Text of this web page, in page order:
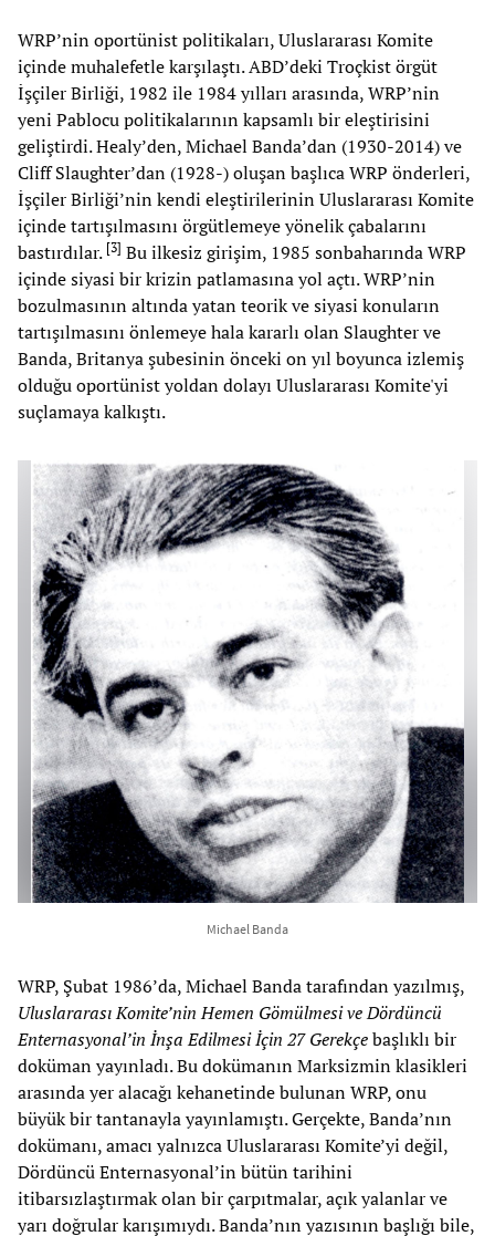
WRP’nin oportünist politikaları, Uluslararası Komite
içinde muhalefetle karşılaştı. ABD’deki Troçkist örgüt
İşçiler Birliği, 1982 ile 1984 yılları arasında, WRP’nin
yeni Pablocu politikalarının kapsamlı bir eleştirisini
geliştirdi. Healy’den, Michael Banda’dan (1930-2014) ve
Cliff Slaughter’dan (1928-) oluşan başlıca WRP önderleri,
İşçiler Birliği’nin kendi eleştirilerinin Uluslararası Komite
içinde tartışılmasını örgütlemeye yönelik çabalarını
bastırdılar. [3] Bu ilkesiz girişim, 1985 sonbaharında WRP
içinde siyasi bir krizin patlamasına yol açtı. WRP’nin
bozulmasının altında yatan teorik ve siyasi konuların
tartışılmasını önlemeye hala kararlı olan Slaughter ve
Banda, Britanya şubesinin önceki on yıl boyunca izlemiş
olduğu oportünist yoldan dolayı Uluslararası Komite'yi
suçlamaya kalkıştı.
Michael Banda
WRP, Şubat 1986’da, Michael Banda tarafından yazılmış,
Uluslararası Komite’nin Hemen Gömülmesi ve Dördüncü
Enternasyonal’in İnşa Edilmesi İçin 27 Gerekçebaşlıklı bir
doküman yayınladı. Bu dokümanın Marksizmin klasikleri
arasında yer alacağı kehanetinde bulunan WRP, onu
büyük bir tantanayla yayınlamıştı. Gerçekte, Banda’nın
dokümanı, amacı yalnızca Uluslararası Komite’yi değil,
Dördüncü Enternasyonal’in bütün tarihini
itibarsızlaştırmak olan bir çarpıtmalar, açık yalanlar ve
yarı doğrular karışımıydı. Banda’nın yazısının başlığı bile,